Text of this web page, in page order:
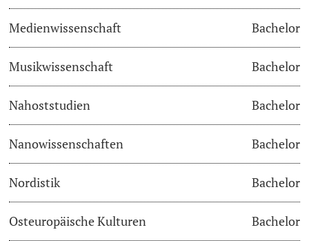
Language Center
Learning Spaces
Lernbörse
Medienwissenschaft Bachelor
Musikwissenschaft Bachelor
Nahoststudien Bachelor
Nanowissenschaften Bachelor
Nordistik Bachelor
Osteuropäische Kulturen Bachelor